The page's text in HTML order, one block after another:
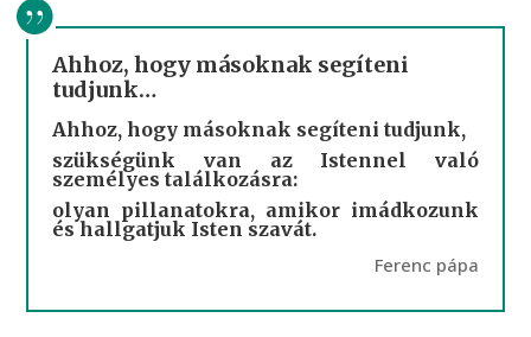
Ahhoz, hogy másoknak segíteni
tudjunk…
Ahhoz, hogy másoknak segíteni tudjunk,
szükségünk van az Istennel való
személyes találkozásra:
olyan pillanatokra, amikor imádkozunk
és hallgatjuk Isten szavát.
Ferenc pápa